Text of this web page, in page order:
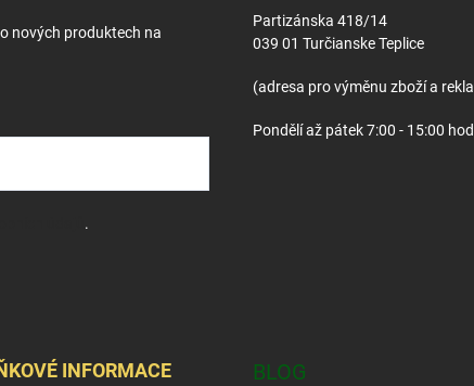
nových produktech na
.
Partizánska 418/14
039 01 Turčianske Teplice
(adresa pro výměnu zboží a
Pondělí až pátek 7:00 - 15:00
INFORMACE BLOG